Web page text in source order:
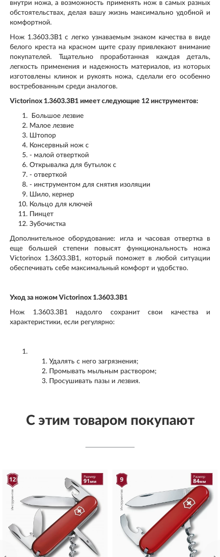
внутри ножа, а возможность применять нож в самых разных
обстоятельствах, делая вашу жизнь максимально удобной и
комфортной.
Нож 1.3603.3B1 с легко узнаваемым знаком качества в виде
белого креста на красном щите сразу привлекают внимание
покупателей. Тщательно проработанная каждая деталь,
легкость применения и надежность материалов, из которых
изготовлены клинок и рукоять ножа, сделали его особенно
востребованным среди аналогов.
Victorinox 1.3603.3B1 имеет следующие 12 инструментов:
Большое лезвие
Малое лезвие
Штопор
Консервный нож с
- малой отверткой
Открывалка для бутылок с
- отверткой
- инструментом для снятия изоляции
Шило, кернер
Кольцо для ключей
Пинцет
Зубочистка
Дополнительное оборудование: игла и часовая отвертка в
еще большей степени повысят функциональность ножа
Victorinox 1.3603.3B1, который поможет в любой ситуации
обеспечивать себе максимальный комфорт и удобство.
Уход за ножом Victorinox 1.3603.3B1
Нож 1.3603.3B1 надолго сохранит свои качества и
характеристики, если регулярно:
Удалять с него загрязнения;
Промывать мыльным раствором;
Просушивать пазы и лезвия.
С этим товаром покупают